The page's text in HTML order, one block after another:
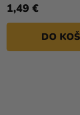
1,49 €
DO